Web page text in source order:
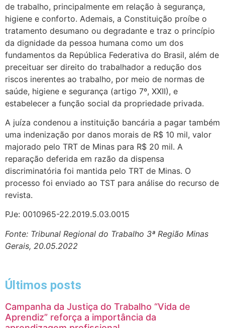
de trabalho, principalmente em relação à segurança,
higiene e conforto. Ademais, a Constituição proíbe o
tratamento desumano ou degradante e traz o princípio
da dignidade da pessoa humana como um dos
fundamentos da República Federativa do Brasil, além de
preceituar ser direito do trabalhador a redução dos
riscos inerentes ao trabalho, por meio de normas de
saúde, higiene e segurança (artigo 7º, XXII), e
estabelecer a função social da propriedade privada.
A juíza condenou a instituição bancária a pagar também
uma indenização por danos morais de R$ 10 mil, valor
majorado pelo TRT de Minas para R$ 20 mil. A
reparação deferida em razão da dispensa
discriminatória foi mantida pelo TRT de Minas. O
processo foi enviado ao TST para análise do recurso de
revista.
PJe: 0010965-22.2019.5.03.0015
Fonte: Tribunal Regional do Trabalho 3ª Região Minas
Gerais, 20.05.2022
Últimos posts
Campanha da Justiça do Trabalho “Vida de
Aprendiz” reforça a importância da